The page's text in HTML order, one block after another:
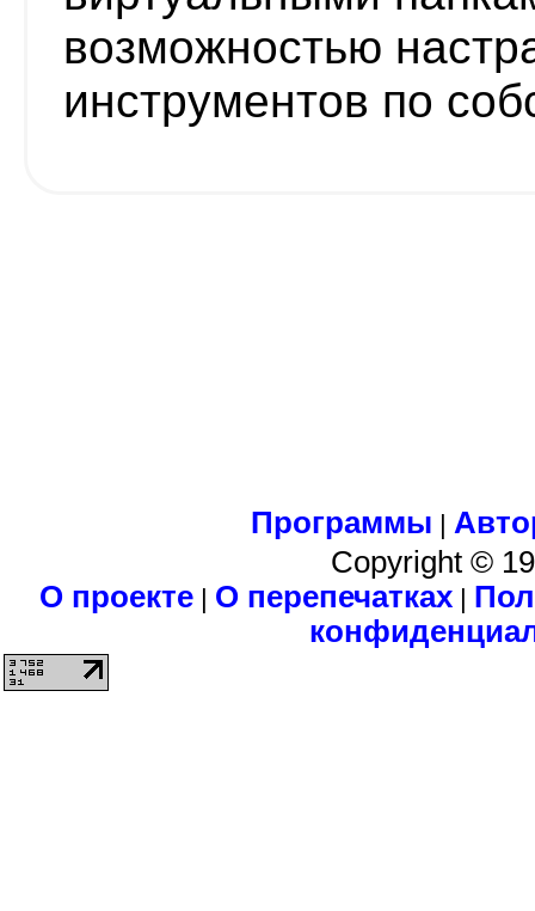
возможностью
инструментов по
Программы |
Copyright ©
О проекте| О перепечатках|